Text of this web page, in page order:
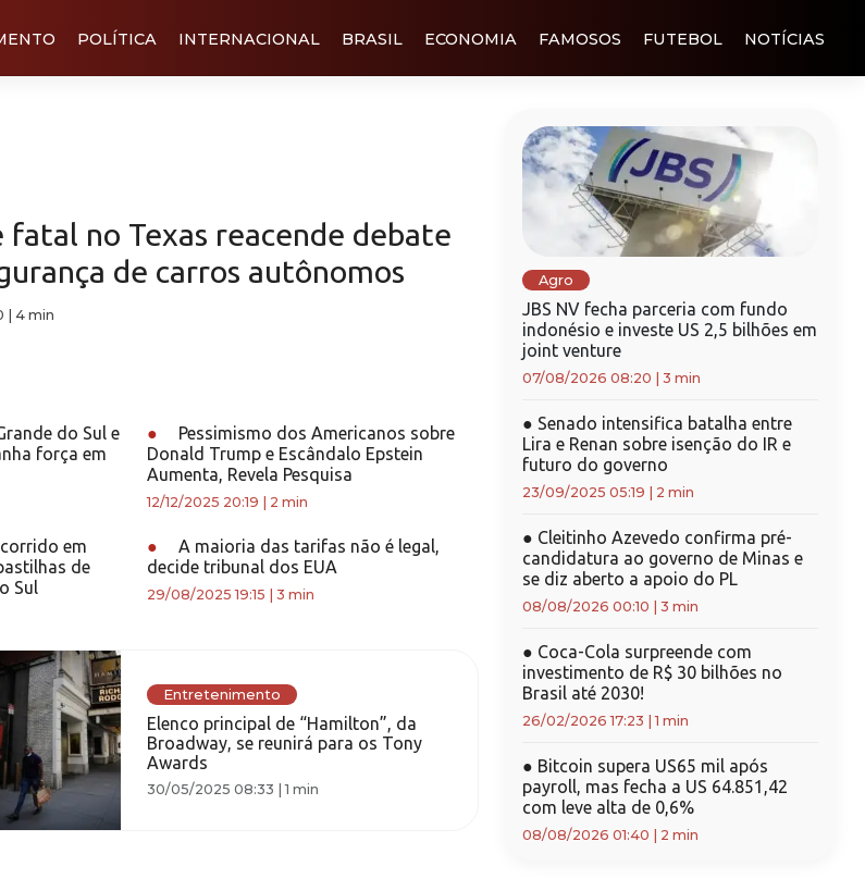
POLÍTICA INTERNACIONAL BRASIL ECONOMIA FAMOSOS FUTEBOL NOTÍCIAS
fatal no Texas reacende debate
de carros autônomos
4 min
do Sul e
força em
●
Pessimismo dos Americanos sobre
Donald Trump e Escândalo Epstein
Aumenta, Revela Pesquisa
12/12/2025 20:19 2 min
em
de
Sul
●
A maioria das tarifas não é legal,
decide tribunal dos EUA
29/08/2025 19:15 3 min
Entretenimento
Elenco principal de “Hamilton”, da
Broadway, se reunirá para os Tony
Awards
30/05/2025 08:33 |1 min
Agro
JBS NV fecha parceria com fundo
indonésio e investe US 2,5 bilhões em
joint venture
07/08/2026 08:20 3 min
● Senado intensifica batalha entre
Lira e Renan sobre isenção do IR e
futuro do governo
23/09/2025 05:19 2 min
● Cleitinho Azevedo confirma pré-
candidatura ao governo de Minas e
se diz aberto a apoio do PL
08/08/2026 00:10 3 min
● Coca-Cola surpreende com
investimento de R$ 30 bilhões no
Brasil até 2030!
26/02/2026 17:23 |1 min
● Bitcoin supera US65 mil após
payroll, mas fecha a US 64.851,42
com leve alta de 0,6%
08/08/2026 01:40 2 min